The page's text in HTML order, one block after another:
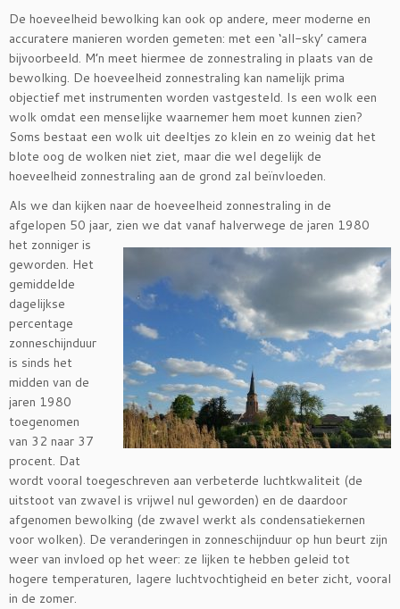
De hoeveelheid bewolking kan ook op andere, meer moderne en
accuratere manieren worden gemeten: met een ‘all-sky’ camera
bijvoorbeeld. M’n meet hiermee de zonnestraling in plaats van de
bewolking. De hoeveelheid zonnestraling kan namelijk prima
objectief met instrumenten worden vastgesteld. Is een wolk een
wolk omdat een menselijke waarnemer hem moet kunnen zien?
Soms bestaat een wolk uit deeltjes zo klein en zo weinig dat het
blote oog de wolken niet ziet, maar die wel degelijk de
hoeveelheid zonnestraling aan de grond zal beïnvloeden.
Als we dan kijken naar de hoeveelheid zonnestraling in de
afgelopen 50 jaar, zien we dat vanaf halverwege de jaren 1980
het zonniger is
geworden. Het
gemiddelde
dagelijkse
percentage
zonneschijnduur
is sinds het
midden van de
jaren 1980
toegenomen
van 32 naar 37
procent. Dat
wordt vooral toegeschreven aan verbeterde luchtkwaliteit (de
uitstoot van zwavel is vrijwel nul geworden) en de daardoor
afgenomen bewolking (de zwavel werkt als condensatiekernen
voor wolken). De veranderingen in zonneschijnduur op hun beurt zijn
weer van invloed op het weer: ze lijken te hebben geleid tot
hogere temperaturen, lagere luchtvochtigheid en beter zicht, vooral
in de zomer.